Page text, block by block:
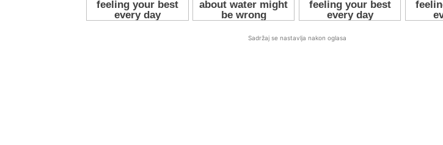
Sadržaj se nastavlja nakon oglasa